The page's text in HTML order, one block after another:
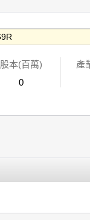
股本(百萬)
0
產